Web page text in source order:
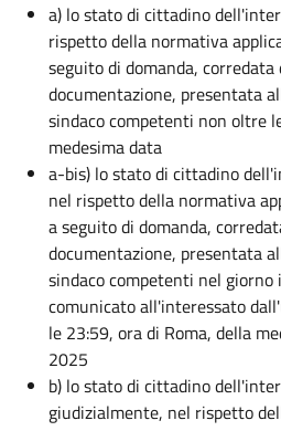
a) lo stato di cittadino
rispetto della normativa
seguito di domanda, corredata
documentazione, presentata
sindaco competenti non oltre
medesima data
a-bis) lo stato di cittadino
nel rispetto della normativa
a seguito di domanda,
documentazione, presentata
sindaco competenti nel
comunicato all'interessato
le 23:59, ora di Roma, della
2025
b) lo stato di cittadino
giudizialmente, nel rispetto